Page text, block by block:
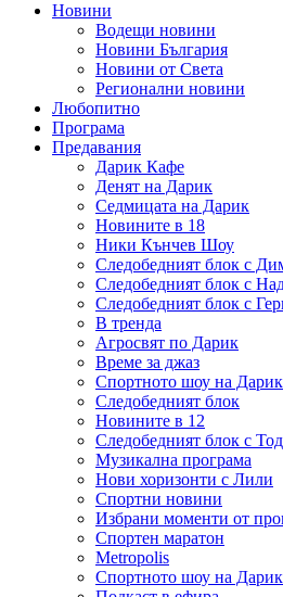
Новини
Водещи новини
Новини България
Новини от Света
Регионални новини
Любопитно
Програма
Предавания
Дарик Кафе
Денят на Дарик
Седмицата на Дарик
Новините в 18
Ники Кънчев Шоу
Следобедният блок с
Следобедният блок с
Следобедният блок с
В тренда
Агросвят по Дарик
Време за джаз
Спортното шоу на Дарик
Следобедният блок
Новините в 12
Следобедният блок с
Музикална програма
Нови хоризонти с Лили
Спортни новини
Избрани моменти от
Спортен маратон
Metropolis
Спортното шоу на